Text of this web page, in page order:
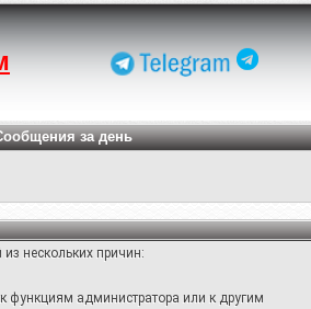
за день
нескольких причин:
функциям администратора или к другим